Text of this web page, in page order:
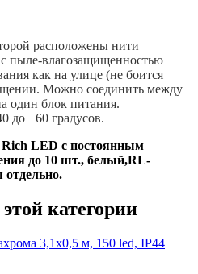
расположены нити
с пыле-влагозащищенностью
как на улице (не боится
Можно соединить между
один блок питания.
до +60 градусов.
LED с постоянным
до 10 шт., белый,RL-
отдельно.
категории